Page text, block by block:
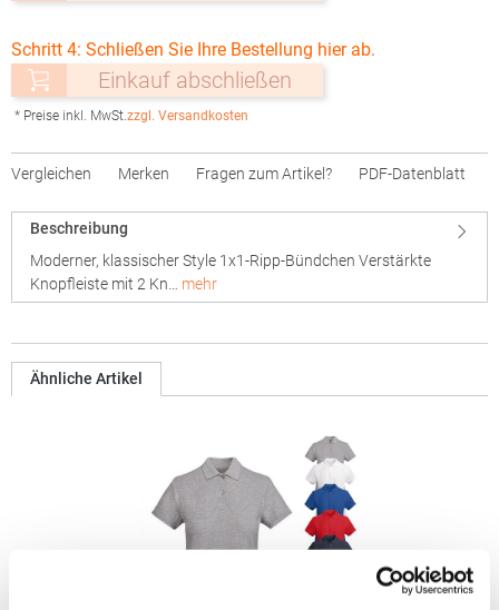
Schritt 4: Schließen Sie Ihre Bestellung hier ab.
Einkauf abschließen
* Preise inkl. MwSt.zzgl. Versandkosten
Vergleichen Merken Fragen zum Artikel? PDF-Datenblatt
Beschreibung
Moderner, klassischer Style 1x1-Ripp-Bündchen Verstärkte
Knopfleiste mit 2 Kn… mehr
Ähnliche Artikel